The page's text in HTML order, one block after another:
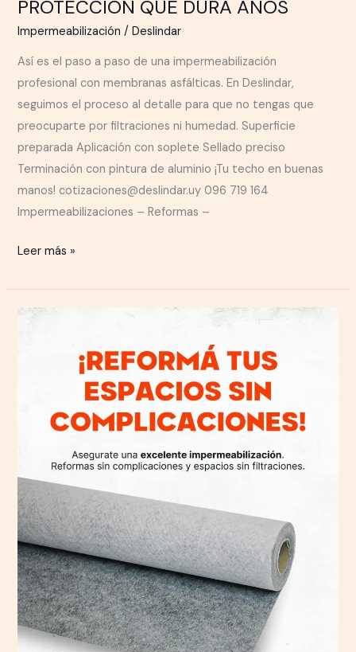
PROTECCIÓN QUE DURA AÑOS
Impermeabilización /Deslindar
Así es el paso a paso de una impermeabilización
profesional con membranas asfálticas. En Deslindar,
seguimos el proceso al detalle para que no tengas que
preocuparte por filtraciones ni humedad. Superficie
preparada Aplicación con soplete Sellado preciso
Terminación con pintura de aluminio ¡Tu techo en buenas
manos! cotizaciones@deslindar.uy 096 719 164
Impermeabilizaciones – Reformas –
Leer más »
¡Reformá
filtraciones!